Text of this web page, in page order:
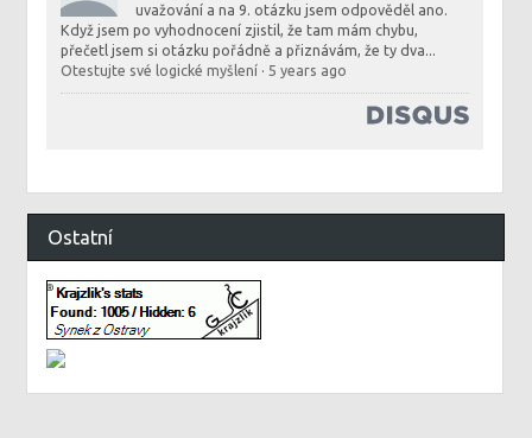
uvažování a na 9. otázku jsem odpověděl ano.
Když jsem po vyhodnocení zjistil, že tam mám chybu,
přečetl jsem si otázku pořádně a přiznávám, že ty dva...
Otestujte své logické myšlení · 5 years ago
Ostatní